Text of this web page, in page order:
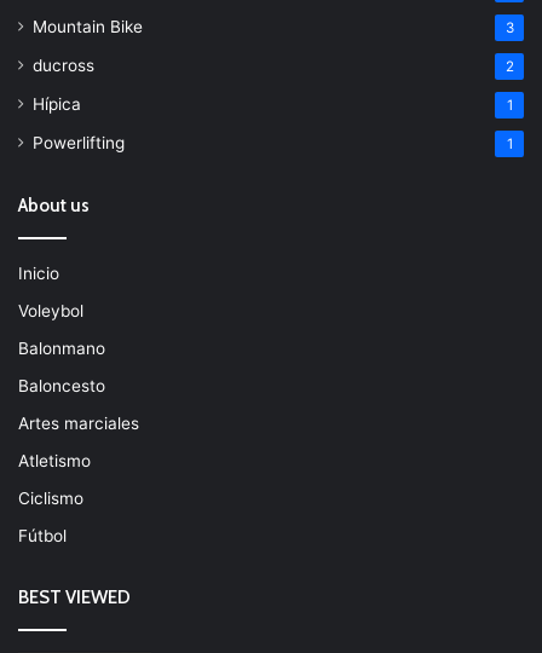
Mountain Bike 3
ducross 2
Hípica 1
Powerlifting 1
About us
Inicio
Voleybol
Balonmano
Baloncesto
Artes marciales
Atletismo
Ciclismo
Fútbol
BEST VIEWED